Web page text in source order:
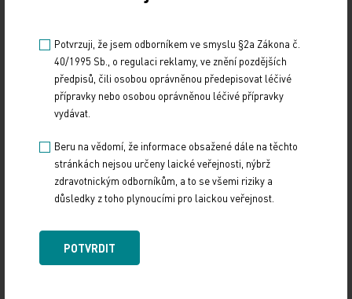
Zdroj: ČTK
LEGISLATIVA
Sdílejte článek
Potvrzuji, že jsem odborníkem ve smyslu §2a Zákona č.
40/1995 Sb., o regulaci reklamy, ve znění pozdějších
předpisů, čili osobou oprávněnou předepisovat léčivé
přípravky nebo osobou oprávněnou léčivé přípravky
vydávat.
Beru na vědomí, že informace obsažené dále na těchto
stránkách nejsou určeny laické veřejnosti, nýbrž
zdravotnickým odborníkům, a to se všemi riziky a
důsledky z toho plynoucími pro laickou veřejnost.
POTVRDIT